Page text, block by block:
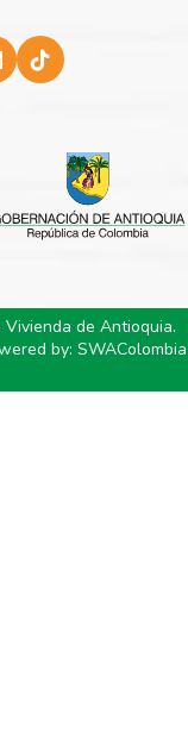
de Antioquia.
by: SWAColombia